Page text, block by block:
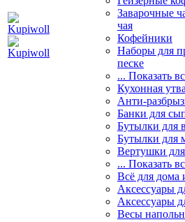
Заварочные
чая
Кофейники
Наборы для
песке
... Показать
Кухонная
Анти-
Банки для
Бутылки для
Бутылки для
Вертушки
... Показать
Всё для дома
Аксессуары
Аксессуары
Весы